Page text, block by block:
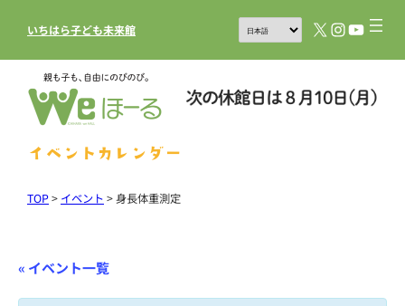
いちはら子ども未来館 X Instagram
YouTube
イベントカレンダー
TOP> イベント >身長体重測定
« イベント一覧